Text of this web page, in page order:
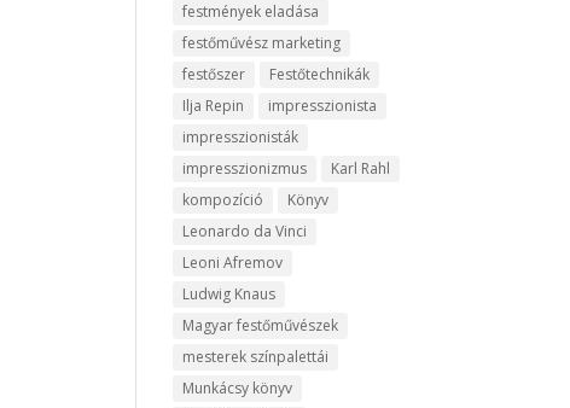
festmények eladása
festőművész marketing
festőszer
Festőtechnikák
Ilja Repin
impresszionista
impresszionisták
impresszionizmus
Karl Rahl
kompozíció
Könyv
Leonardo da Vinci
Leoni Afremov
Ludwig Knaus
Magyar festőművészek
mesterek színpalettái
Munkácsy könyv